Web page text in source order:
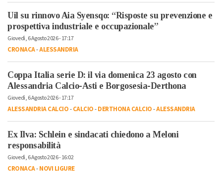
Uil su rinnovo Aia Syensqo: “Risposte su prevenzione e
prospettiva industriale e occupazionale”
Giovedì, 6 Agosto 2026 - 17:17
CRONACA-ALESSANDRIA
Coppa Italia serie D: il via domenica 23 agosto con
Alessandria Calcio-Asti e Borgosesia-Derthona
Giovedì, 6 Agosto 2026 - 17:17
ALESSANDRIA CALCIO-CALCIO-DERTHONA CALCIO-ALESSANDRIA
Ex Ilva: Schlein e sindacati chiedono a Meloni
responsabilità
Giovedì, 6 Agosto 2026 - 16:02
CRONACA-NOVI LIGURE